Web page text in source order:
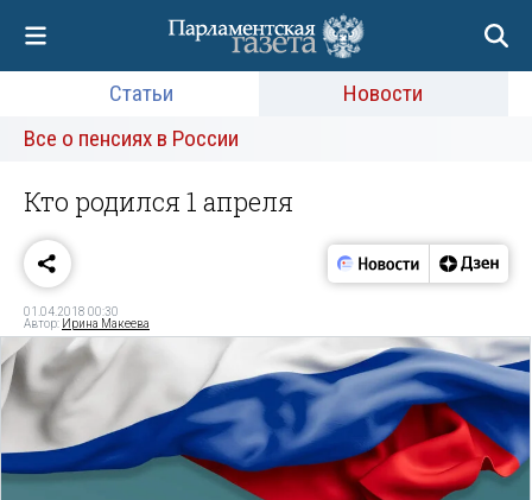
Статьи
Новости
Все о пенсиях в России
Кто родился 1 апреля
01.04.2018 00:30
Автор: Ирина Макеева